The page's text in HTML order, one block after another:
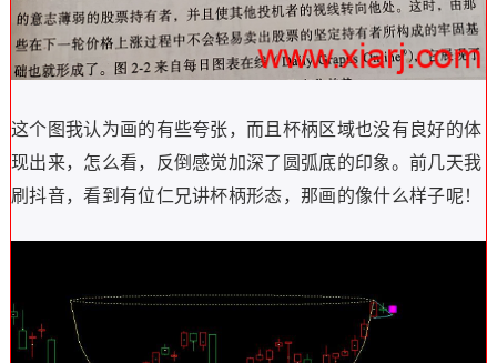
这个图我认为画的有些夸张，而且杯柄区域也没有良好的体
现出来，怎么看，反倒感觉加深了圆弧底的印象。前几天我
刷抖音，看到有位仁兄讲杯柄形态，那画的像什么样子呢！